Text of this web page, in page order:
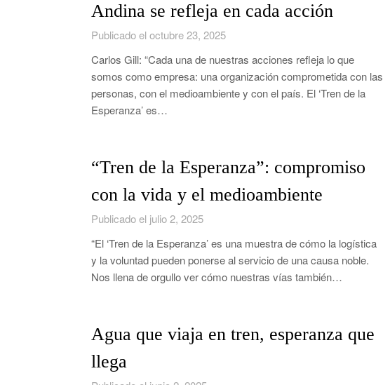
Andina se refleja en cada acción
Publicado el octubre 23, 2025
Carlos Gill: “Cada una de nuestras acciones refleja lo que
somos como empresa: una organización comprometida con las
personas, con el medioambiente y con el país. El ‘Tren de la
Esperanza’ es…
“Tren de la Esperanza”: compromiso
con la vida y el medioambiente
Publicado el julio 2, 2025
“El ‘Tren de la Esperanza’ es una muestra de cómo la logística
y la voluntad pueden ponerse al servicio de una causa noble.
Nos llena de orgullo ver cómo nuestras vías también…
Agua que viaja en tren, esperanza que
llega